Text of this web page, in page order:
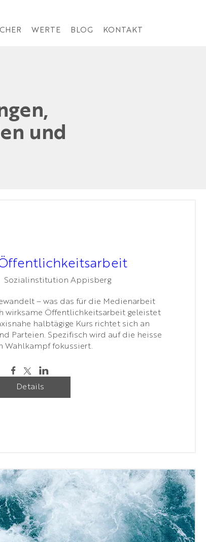
WERTE BLOG KONTAKT
und
Sozialinstitution Appisberg
– was das für die Medienarbeit
wirksame Öffentlichkeitsarbeit geleistet
halbtägige Kurs richtet sich an
Parteien. Spezifisch wird auf die heisse
Wahlkampf fokussiert.
Details